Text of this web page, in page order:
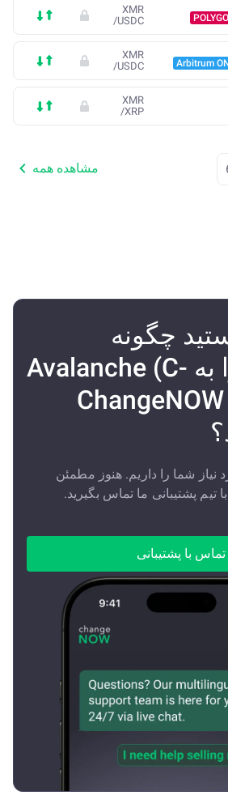
XMR
/USDC
Arbitrum
XMR
/USDC
XMR
/XRP
مشاهده همه
چگونه
Monero را به Avalanche (C-
Chain) در ChangeNOW
نیاز شما را داریم. هنوز مطمئن
تیم پشتیبانی ما تماس بگیرید.
تماس با پشتیبانی